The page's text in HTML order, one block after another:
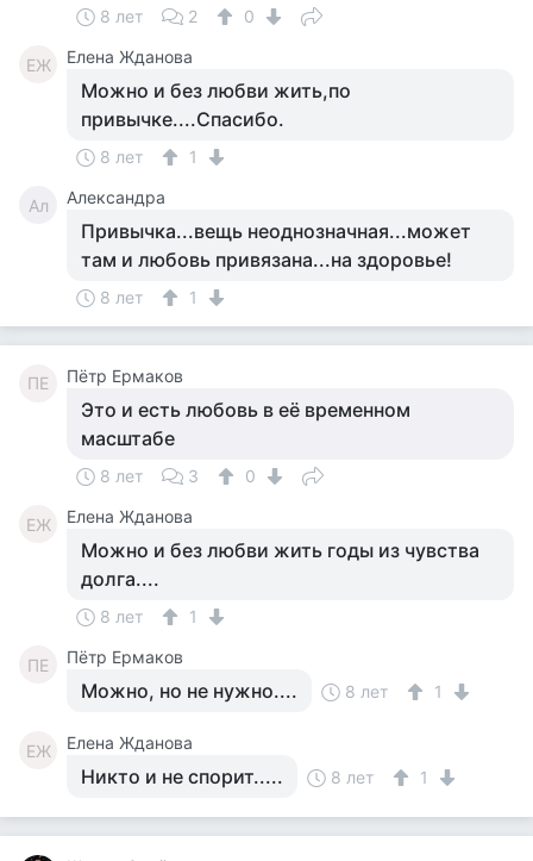
8 лет 2 0
ЕЖ Елена Жданова
Можно и без любви жить,по
привычке....Спасибо.
8 лет 1
Ал Александра
Привычка...вещь неоднозначная...может
там и любовь привязана...на здоровье!
8 лет 1
ПЕ Пётр Ермаков
Это и есть любовь в её временном
масштабе
8 лет 3 0
ЕЖ Елена Жданова
Можно и без любви жить годы из чувства
долга....
8 лет 1
ПЕ Пётр Ермаков
Можно, но не нужно.... 8 лет 1
ЕЖ Елена Жданова
Никто и не спорит..... 8 лет 1